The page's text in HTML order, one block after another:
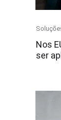
Category
Nos
ser